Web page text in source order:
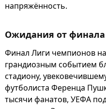
напряжённость.
Ожидания от
Финал Лиги чемпионов
грандиозным событием
стадиону,
футболиста Ференца
тысячи фанатов, УЕФА